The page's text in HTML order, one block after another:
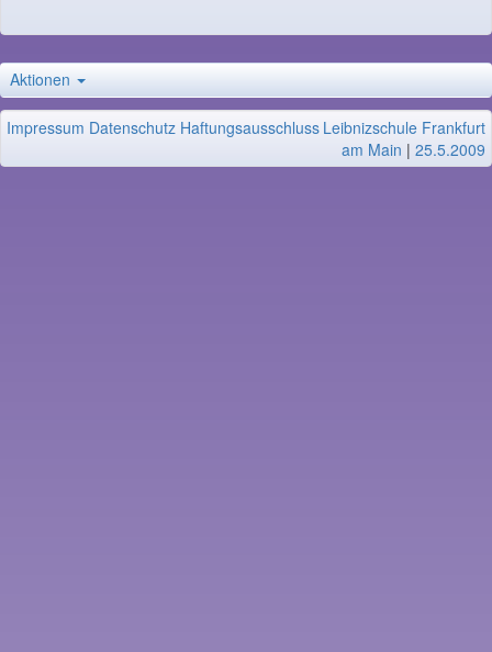
Aktionen
Impressum Datenschutz Haftungsausschluss Leibnizschule Frankfurt
am Main | 25.5.2009